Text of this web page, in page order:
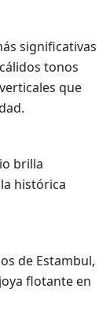
significativas
tonos
que
brilla
histórica
de Estambul,
flotante en